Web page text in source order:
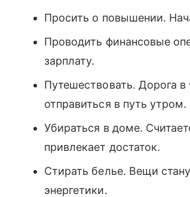
Просить о повышении.
Проводить финансовые
зарплату.
Путешествовать. Дорога в
отправиться в путь утром.
Убираться в доме.
привлекает достаток.
Стирать белье. Вещи
энергетики.